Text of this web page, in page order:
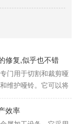
受力时的强度、刚
的研究和应用价
修复,似乎也不错
门用于切割和裁剪哑
维护哑铃。它可以将
，使其恢复到原来的
可以很方便地将哑铃
状，从而修复哑铃。
效率